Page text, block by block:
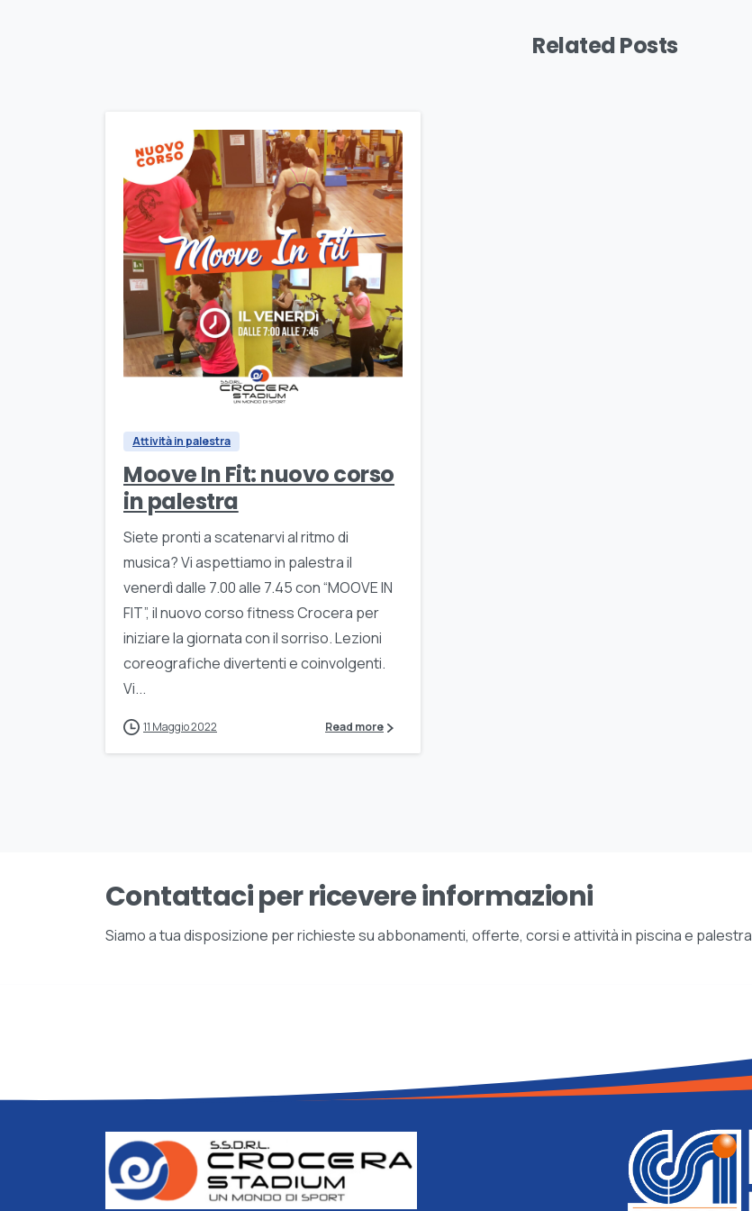
Related Posts
Attività in palestra
Moove In Fit: nuovo corso
in palestra
Siete pronti a scatenarvi al ritmo di
musica? Vi aspettiamo in palestra il
venerdì dalle 7.00 alle 7.45 con “MOOVE IN
FIT”, il nuovo corso fitness Crocera per
iniziare la giornata con il sorriso. Lezioni
coreografiche divertenti e coinvolgenti.
Vi...
11 Maggio 2022 Read more
Contattaci per ricevere informazioni
Siamo a tua disposizione per richieste su abbonamenti, offerte, corsi e attività in piscina e palestra